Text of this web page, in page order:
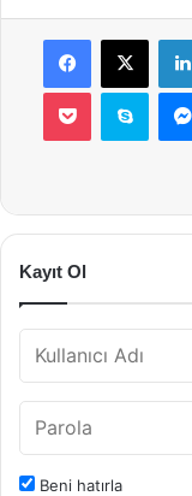
Facebook
X
Pocket Skype
Kayıt Ol
Beni hatırla